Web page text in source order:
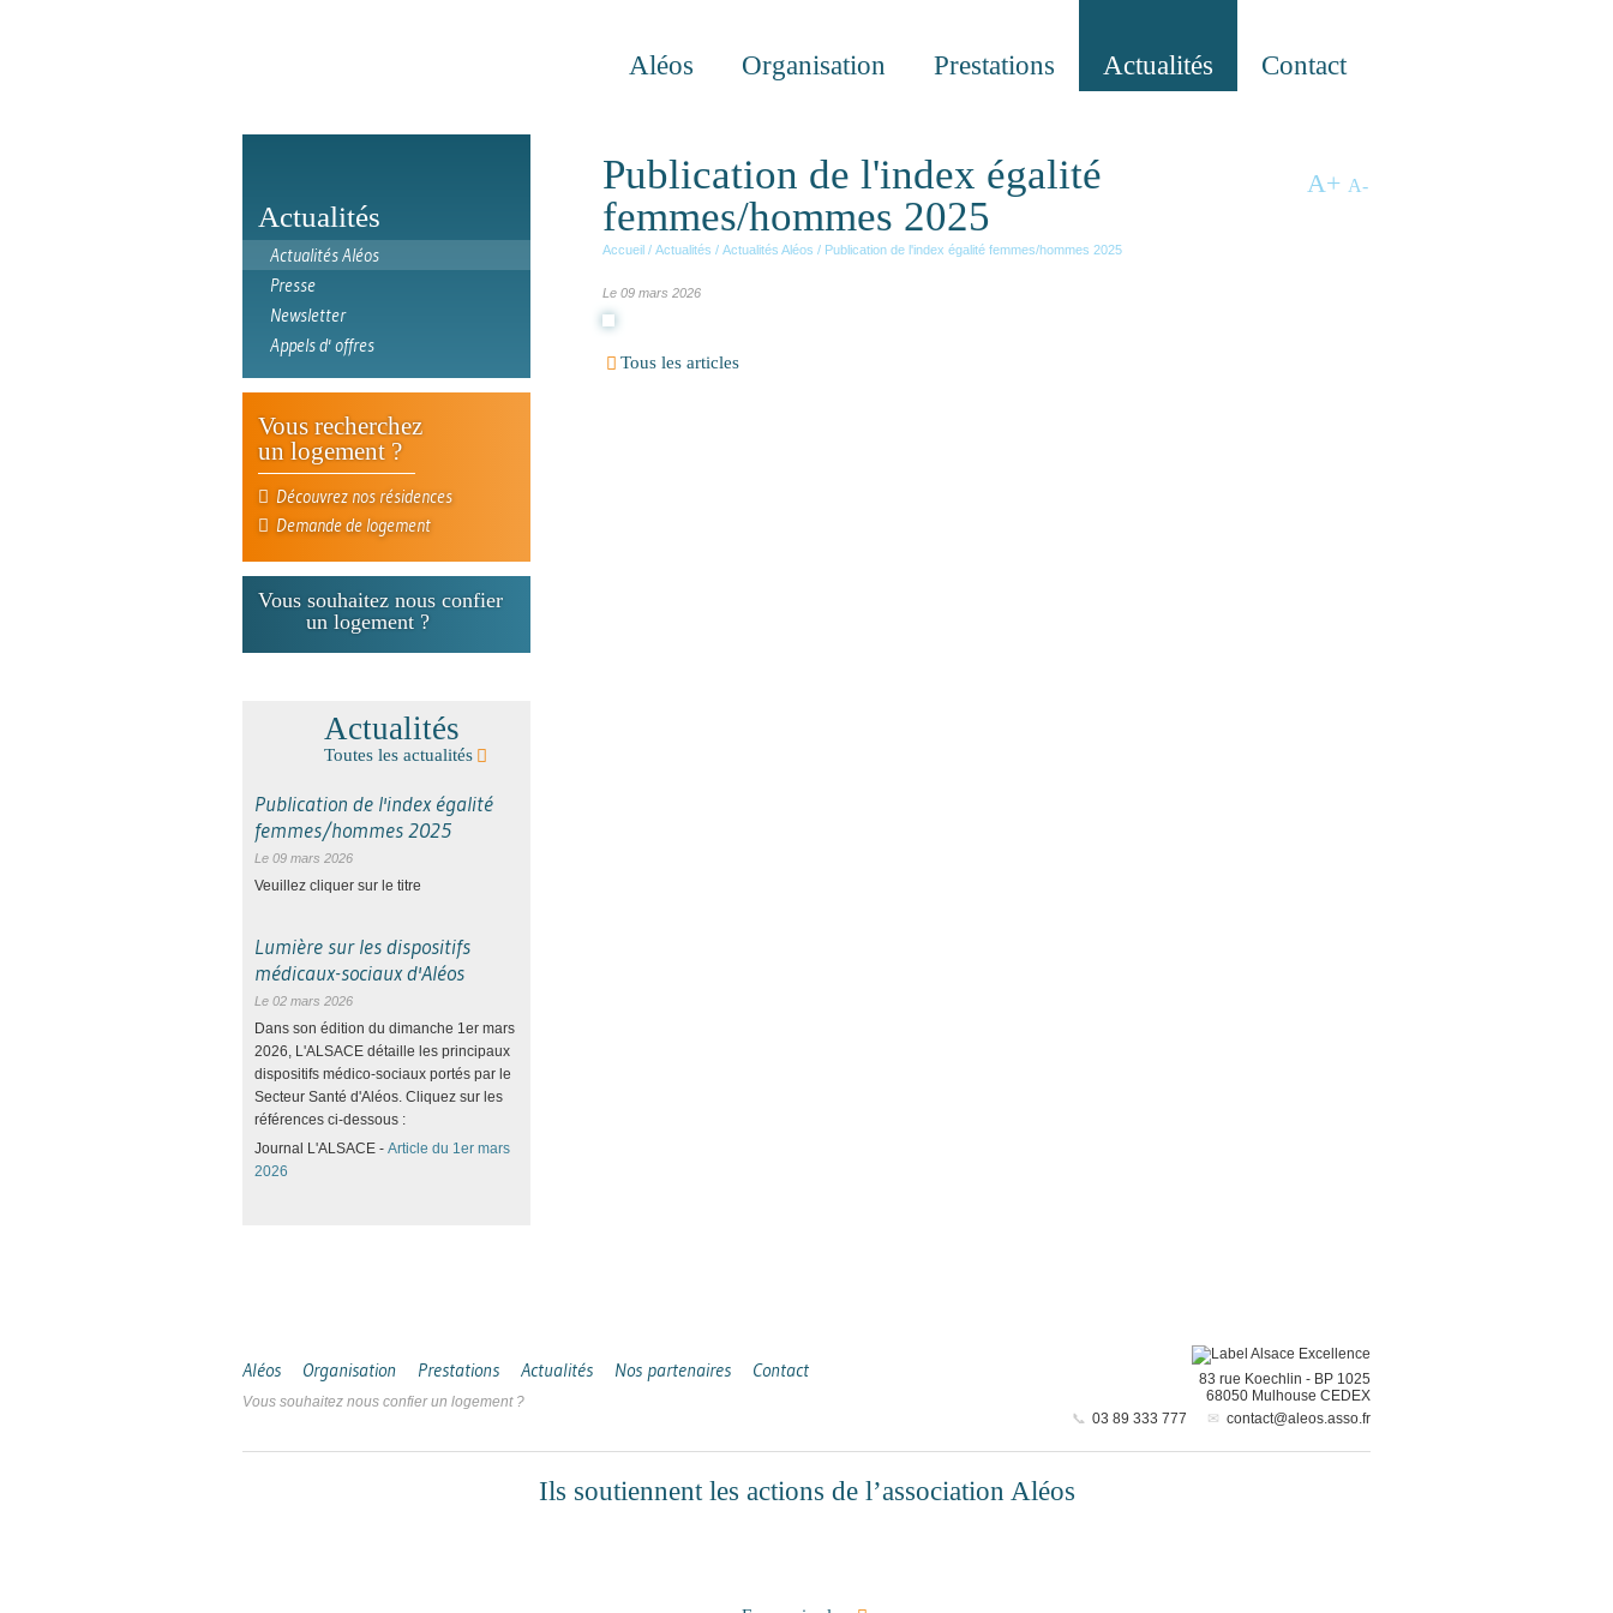
Aléos Organisation Prestations Actualités Contact
A+ A-
Publication de l'index égalité
femmes/hommes 2025
Accueil / Actualités / Actualités Aléos / Publication de l'index égalité femmes/hommes 2025
Le 09 mars 2026
Tous les articles
Actualités
Actualités Aléos
Presse
Newsletter
Appels d' offres
Vous recherchez
un logement ?
Découvrez nos résidences
Demande de logement
Vous souhaitez nous confier
un logement ?
Actualités
Toutes les actualités
Publication de l'index égalité
femmes/hommes 2025
Le 09 mars 2026
Veuillez cliquer sur le titre
Lumière sur les dispositifs
médicaux-sociaux d'Aléos
Le 02 mars 2026
Dans son édition du dimanche 1er mars
2026, L'ALSACE détaille les principaux
dispositifs médico-sociaux portés par le
Secteur Santé d'Aléos. Cliquez sur les
références ci-dessous :
Journal L'ALSACE - Article du 1er mars
2026
Aléos Organisation Prestations Actualités Nos partenaires Contact
Vous souhaitez nous confier un logement ?
83 rue Koechlin - BP 1025
68050 Mulhouse CEDEX
03 89 333 777
contact@aleos.asso.fr
Ils soutiennent les actions de l’association Aléos